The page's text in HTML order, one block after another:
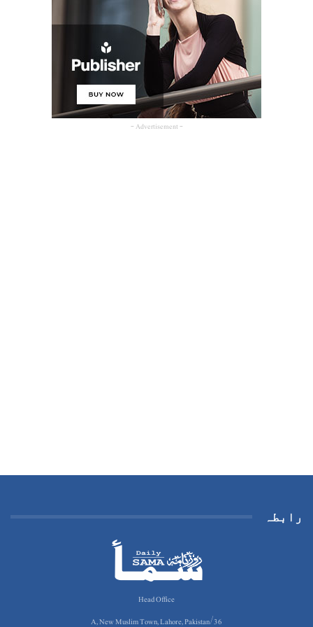
- Advertisement -
رابطہ
Head Office
36/A, New Muslim Town, Lahore, Pakistan